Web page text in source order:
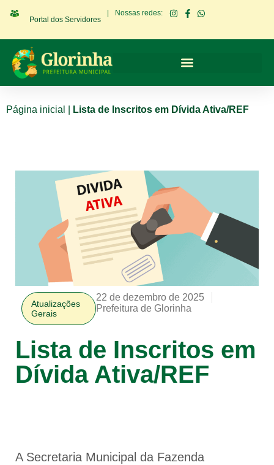
Portal dos Servidores
Nossas redes:
Página inicial Lista de Inscritos em Dívida Ativa/REF
Atualizações
Gerais
22 de dezembro de 2025
Prefeitura de Glorinha
Lista de Inscritos em
Dívida Ativa/REF
A Secretaria Municipal da Fazenda